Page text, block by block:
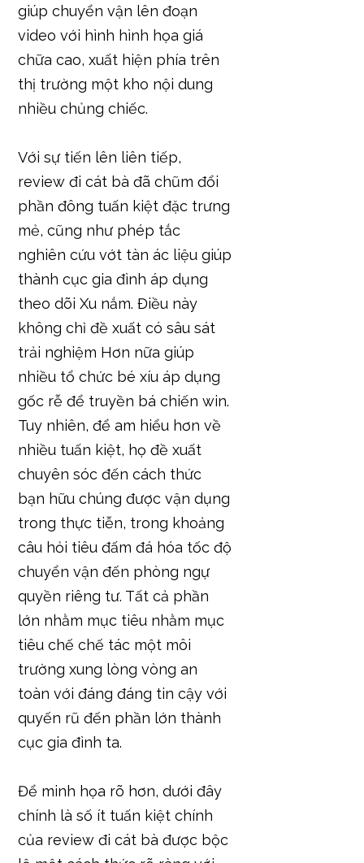
giúp chuyển vận lên đoạn
video với hình hình họa giá
chữa cao, xuất hiện phía trên
thị trường một kho nội dung
nhiều chủng chiếc.
Với sự tiến lên liên tiếp,
review đi cát bà đã chũm đổi
phần đông tuấn kiệt đặc trưng
mẻ, cũng như phép tắc
nghiên cứu vớt tàn ác liệu giúp
thành cục gia đình áp dụng
theo dõi Xu nắm. Điều này
không chỉ đề xuất có sâu sát
trải nghiệm Hơn nữa giúp
nhiều tổ chức bé xíu áp dụng
gốc rễ để truyền bá chiến win.
Tuy nhiên, để am hiểu hơn về
nhiều tuấn kiệt, họ đề xuất
chuyên sóc đến cách thức
bạn hữu chúng được vận dụng
trong thực tiễn, trong khoảng
câu hỏi tiêu đấm đá hóa tốc độ
chuyển vận đến phòng ngự
quyền riêng tư. Tất cả phần
lớn nhằm mục tiêu nhằm mục
tiêu chế chế tác một môi
trường xung lòng vòng an
toàn với đáng đáng tin cậy với
quyến rũ đến phần lớn thành
cục gia đình ta.
Để minh họa rõ hơn, dưới đây
chính là số ít tuấn kiệt chính
của review đi cát bà được bộc